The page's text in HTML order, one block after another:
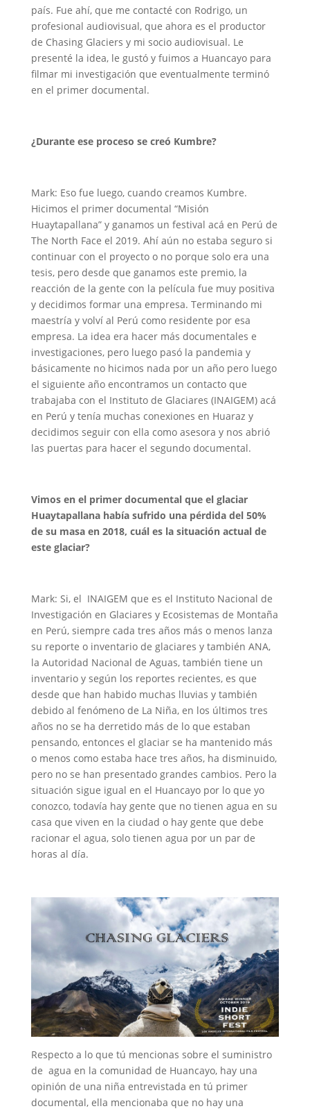
país. Fue ahí, que me contacté con Rodrigo, un
profesional audiovisual, que ahora es el productor
de Chasing Glaciers y mi socio audiovisual. Le
presenté la idea, le gustó y fuimos a Huancayo para
filmar mi investigación que eventualmente terminó
en el primer documental.
¿Durante ese proceso se creó Kumbre?
Mark: Eso fue luego, cuando creamos Kumbre.
Hicimos el primer documental “Misión
Huaytapallana” y ganamos un festival acá en Perú de
The North Face el 2019. Ahí aún no estaba seguro si
continuar con el proyecto o no porque solo era una
tesis, pero desde que ganamos este premio, la
reacción de la gente con la película fue muy positiva
y decidimos formar una empresa. Terminando mi
maestría y volví al Perú como residente por esa
empresa. La idea era hacer más documentales e
investigaciones, pero luego pasó la pandemia y
básicamente no hicimos nada por un año pero luego
el siguiente año encontramos un contacto que
trabajaba con el Instituto de Glaciares (INAIGEM) acá
en Perú y tenía muchas conexiones en Huaraz y
decidimos seguir con ella como asesora y nos abrió
las puertas para hacer el segundo documental.
Vimos en el primer documental que el glaciar
Huaytapallana había sufrido una pérdida del 50%
de su masa en 2018, cuál es la situación actual de
este glaciar?
Mark: Si, el INAIGEM que es el Instituto Nacional de
Investigación en Glaciares y Ecosistemas de Montaña
en Perú, siempre cada tres años más o menos lanza
su reporte o inventario de glaciares y también ANA,
la Autoridad Nacional de Aguas, también tiene un
inventario y según los reportes recientes, es que
desde que han habido muchas lluvias y también
debido al fenómeno de La Niña, en los últimos tres
años no se ha derretido más de lo que estaban
pensando, entonces el glaciar se ha mantenido más
o menos como estaba hace tres años, ha disminuido,
pero no se han presentado grandes cambios. Pero la
situación sigue igual en el Huancayo por lo que yo
conozco, todavía hay gente que no tienen agua en su
casa que viven en la ciudad o hay gente que debe
racionar el agua, solo tienen agua por un par de
horas al día.
Respecto a lo que tú mencionas sobre el suministro
de agua en la comunidad de Huancayo, hay una
opinión de una niña entrevistada en tú primer
documental, ella mencionaba que no hay una